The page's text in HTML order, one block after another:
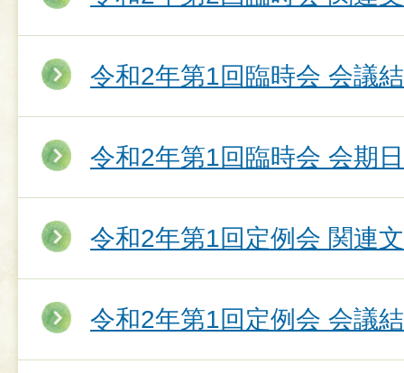
令和2年第1回臨時会 会議
令和2年第1回臨時会 会期
令和2年第1回定例会 関連
令和2年第1回定例会 会議